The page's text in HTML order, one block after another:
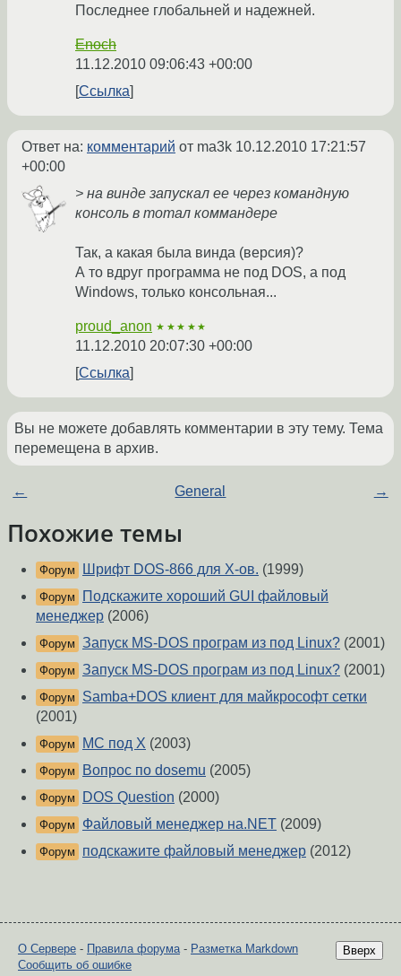
Последнее глобальней и надежней.
Enoch
11.12.2010 09:06:43 +00:00
Ссылка
Ответ на: комментарий от ma3k 10.12.2010 17:21:57
+00:00
> на винде запускал ее через командную
консоль в тотал коммандере
Так, а какая была винда (версия)?
А то вдруг программа не под DOS, а под
Windows, только консольная...
proud_anon ★★★★★
11.12.2010 20:07:30 +00:00
Ссылка
Вы не можете добавлять комментарии в эту тему. Тема
перемещена в архив.
← General →
Похожие темы
Форум Шрифт DOS-866 для X-ов. (1999)
Форум
Подскажите хороший GUI файловый
менеджер (2006)
Форум Запуск MS-DOS програм из под Linux? (2001)
Форум Запуск MS-DOS програм из под Linux? (2001)
Форум
Samba+DOS клиент для майкрософт сетки
(2001)
Форум MC под X (2003)
Форум Вопрос по dosemu (2005)
Форум DOS Question (2000)
Форум Файловый менеджер на.NET (2009)
Форум подскажите файловый менеджер (2012)
Вверх
О Сервере - Правила форума- Разметка Markdown
Сообщить об ошибке